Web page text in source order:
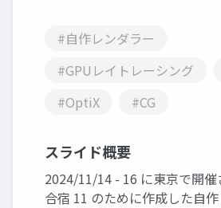
#自作レンダラー
#GPUレイトレーシング
#OptiX
#CG
スライド概要
2024/11/14 - 16 に東京で開
合宿 11 のために作成した自